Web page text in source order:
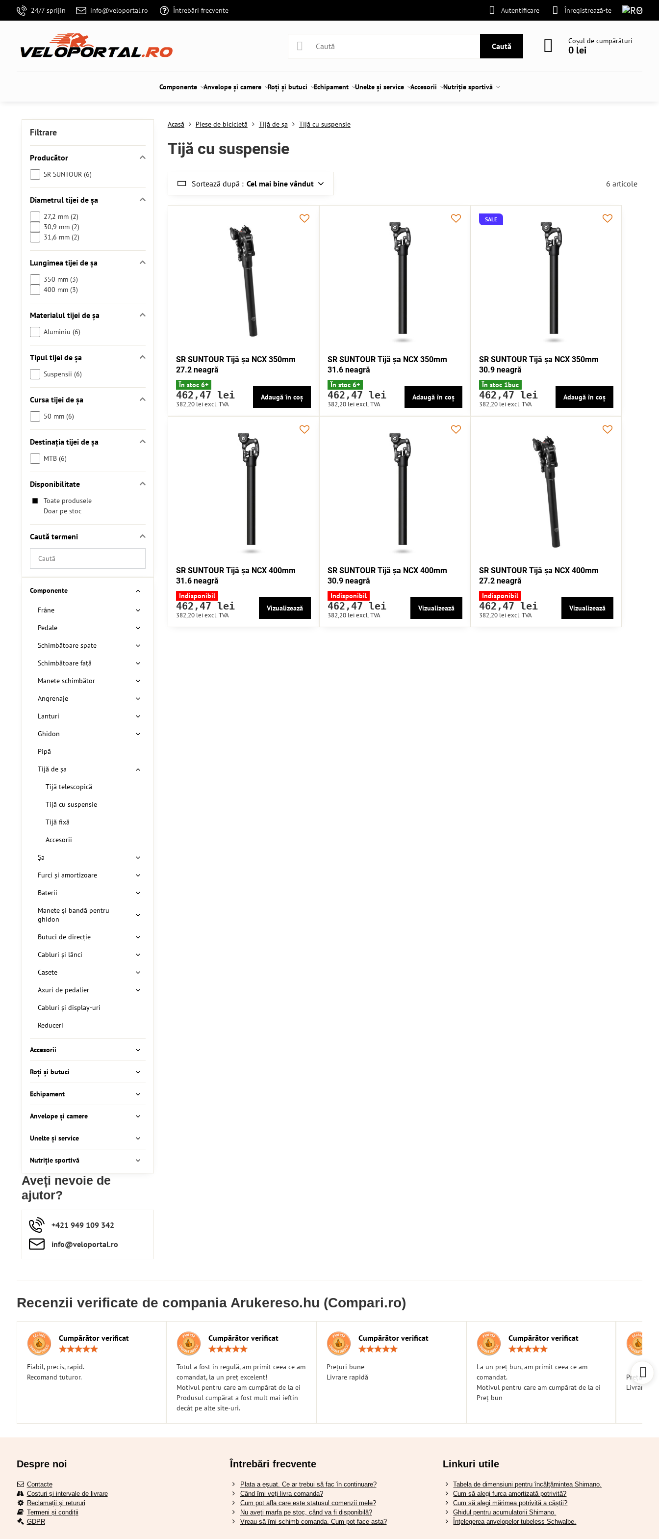
24/7 sprijin info@veloportal.ro Întrebări frecvente Autentificare Înregistrează-te
Caută
Coșul de cumpărături
0 lei
Componente Anvelope și camere Roți și butuci Echipament Unelte și service Accesorii Nutriție sportivă
Acasă Piese de bicicletă Tijă de șa Tijă cu suspensie
Tijă cu suspensie
Sortează după : Cel mai bine vândut 6 articole
SR SUNTOUR Tijă șa NCX 350mm
27.2 neagră
În stoc 6+
462,47 lei
382,20 leiexcl. TVA
Adaugă în coș
SR SUNTOUR Tijă șa NCX 350mm
31.6 neagră
În stoc 6+
462,47 lei
382,20 leiexcl. TVA
Adaugă în coș
SALE
SR SUNTOUR Tijă șa NCX 350mm
30.9 neagră
În stoc 1buc
462,47 lei
382,20 leiexcl. TVA
Adaugă în coș
SR SUNTOUR Tijă șa NCX 400mm
31.6 neagră
Indisponibil
462,47 lei
382,20 leiexcl. TVA
Vizualizează
SR SUNTOUR Tijă șa NCX 400mm
30.9 neagră
Indisponibil
462,47 lei
382,20 leiexcl. TVA
Vizualizează
SR SUNTOUR Tijă șa NCX 400mm
27.2 neagră
Indisponibil
462,47 lei
382,20 leiexcl. TVA
Vizualizează
Filtrare
Producător
SR SUNTOUR (6)
Diametrul tijei de șa
27,2 mm (2)
30,9 mm (2)
31,6 mm (2)
Lungimea tijei de șa
350 mm (3)
400 mm (3)
Materialul tijei de șa
Aluminiu (6)
Tipul tijei de șa
Suspensii (6)
Cursa tijei de șa
50 mm (6)
Destinația tijei de șa
MTB (6)
Disponibilitate
Toate produsele
Doar pe stoc
Caută termeni
Căutați
filtrului
de
după
text
Aveți nevoie de
ajutor?
+421 949 109 342
info​​@veloportal​.ro
Componente
Frâne
Pedale
Schimbătoare spate
Schimbătoare față
Manete schimbător
Angrenaje
Lanturi
Ghidon
Pipă
Tijă de șa
Tijă telescopică
Tijă cu suspensie
Tijă fixă
Accesorii
Șa
Furci și amortizoare
Baterii
Manete și bandă pentru
ghidon
Butuci de direcție
Cabluri și lănci
Casete
Axuri de pedalier
Cabluri și display-uri
Reduceri
Accesorii
Roți și butuci
Echipament
Anvelope și camere
Unelte și service
Nutriție sportivă
Recenzii verificate de compania Arukereso.hu (Compari.ro)
Cumpărător verificat
Fiabil, precis, rapid.
Recomand tuturor.
Cumpărător verificat
/
5
Totul a fost în regulă, am primit ceea ce am
comandat, la un preț excelent!
Motivul pentru care am cumpărat de la ei
Produsul cumpărat a fost mult mai ieftin
decât pe alte site-uri.
Cumpărător verificat
Prețuri bune
Livrare rapidă
Cumpărător verificat
/
5
La un preț bun, am primit ceea ce am
comandat.
Motivul pentru care am cumpărat de la ei
Preț bun
Prețuri
Livrare
Despre noi
Contacte
Costuri și intervale de livrare
Reclamații și retururi
Termeni și condiții
GDPR
Întrebări frecvente
Plata a eșuat. Ce ar trebui să fac în continuare?
Când îmi veți livra comanda?
Cum pot afla care este statusul comenzii mele?
Nu aveți marfa pe stoc, când va fi disponibilă?
Vreau să îmi schimb comanda. Cum pot face asta?
Linkuri utile
Tabela de dimensiuni pentru încălțămintea Shimano.
Cum să alegi furca amortizată potrivită?
Cum să alegi mărimea potrivită a căștii?
Ghidul pentru acumulatorii Shimano.
Înțelegerea anvelopelor tubeless Schwalbe.